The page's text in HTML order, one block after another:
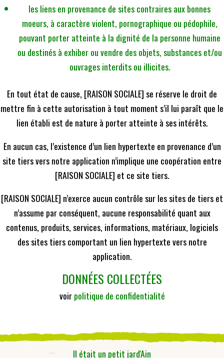
les liens en provenance de sites contraires aux bonnes
moeurs, à caractère violent, pornographique ou pédophile,
pouvant porter atteinte à la dignité de la personne humaine
ou destinés à exhiber ou vendre des objets, substances et/ou
ouvrages interdits ou illicites.
En tout état de cause, [RAISON SOCIALE] se réserve le droit de
mettre fin à cette autorisation à tout moment s’il lui paraît que le
lien établi est de nature à porter atteinte à ses intérêts.
En aucun cas, l’existence d’un lien hypertexte en provenance d’un
site tiers vers notre application n’implique une coopération entre
[RAISON SOCIALE] et ce site tiers.
[RAISON SOCIALE] n’exerce aucun contrôle sur les sites de tiers et
n’assume par conséquent, aucune responsabilité quant aux
contenus, produits, services, informations, matériaux, logiciels
des sites tiers comportant un lien hypertexte vers notre
application.
DONNÉES COLLECTÉES
voirpolitique de confidentialité
Il était un petit jard'Ain